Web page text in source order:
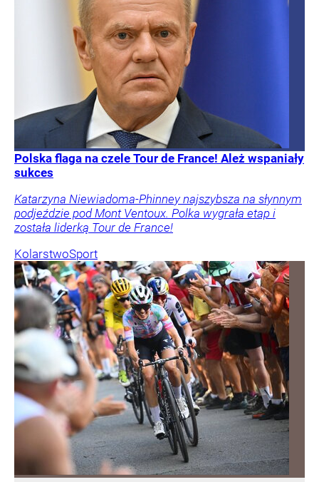
Polska flaga na czele Tour de France! Ależ wspaniały
sukces
Katarzyna Niewiadoma-Phinney najszybsza na słynnym
podjeździe pod Mont Ventoux. Polka wygrała etap i
została liderką Tour de France!
KolarstwoSport